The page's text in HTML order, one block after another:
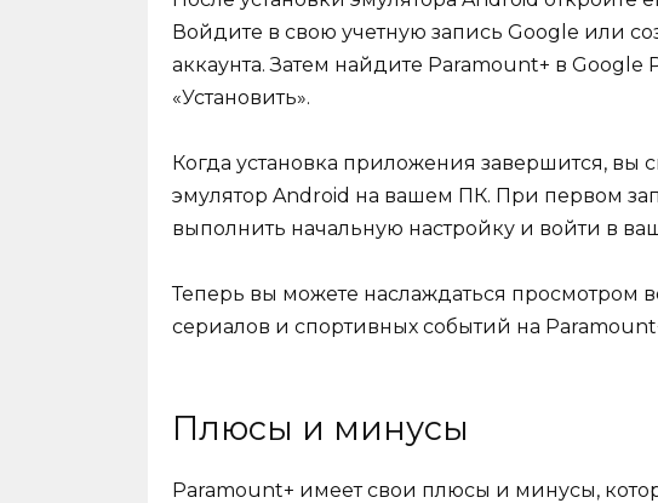
Войдите в свою учетную запись Google или
аккаунта. Затем найдите Paramount+ в
«Установить».
Когда установка приложения завершится, вы
эмулятор Android на вашем ПК. При первом
выполнить начальную настройку и войти в
Теперь вы можете наслаждаться просмотром
сериалов и спортивных событий на
Плюсы и минусы
Paramount+ имеет свои плюсы и минусы,